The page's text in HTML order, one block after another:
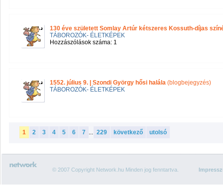
130 éve született Somlay Artúr kétszeres Kossuth-díjas
TÁBOROZÓK- ÉLETKÉPEK
Hozzászólások száma: 1
1552. július 9. | Szondi György hősi halála (blogbejegyzés)
TÁBOROZÓK- ÉLETKÉPEK
1 2 3 4 5 6 7 ... 229 következő utolsó
© 2007 Copyright Network.hu Minden jog fenntartva.